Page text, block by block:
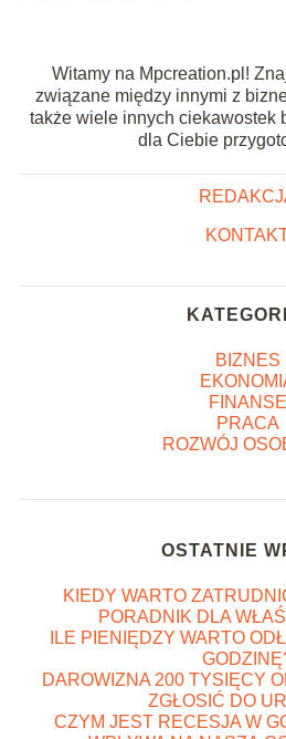
Witamy na Mpcreation.pl!
związane między innymi z
także wiele innych ciekawostek
dla Ciebie
BIZNES
FINANSE
PRACA
ROZWÓJ
OSTATNIE
KIEDY WARTO
PORADNIK DLA
ILE PIENIĘDZY WARTO
DAROWIZNA 200 TYSIĘCY
ZGŁOSIĆ DO
CZYM JEST RECESJA W